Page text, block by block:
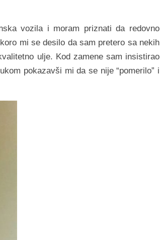
vozila i moram priznati da redovno
mi se desilo da sam pretero sa nekih
ulje. Kod zamene sam insistirao
pokazavši mi da se nije “pomerilo” i